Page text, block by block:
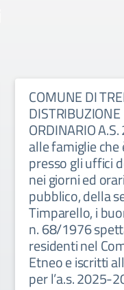
COMUNE DI
ORDINARIO
alle famiglie
presso gli uffici
nei giorni ed
pubblico, della
Timparello, i
n. 68/1976
residenti nel
Etneo e iscritti
per l’a.s. 2025-